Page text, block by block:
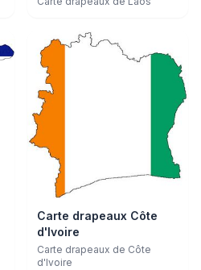
Carte drapeaux Côte
d'Ivoire
Carte drapeaux de Côte
d'Ivoire